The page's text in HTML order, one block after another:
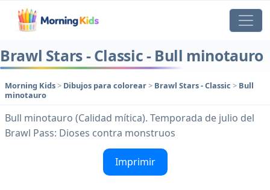
Brawl Stars - Classic - Bull minotauro
Morning Kids> Dibujos para colorear> Brawl Stars - Classic > Bull
minotauro
Bull minotauro (Calidad mítica). Temporada de julio del
Brawl Pass: Dioses contra monstruos
Imprimir